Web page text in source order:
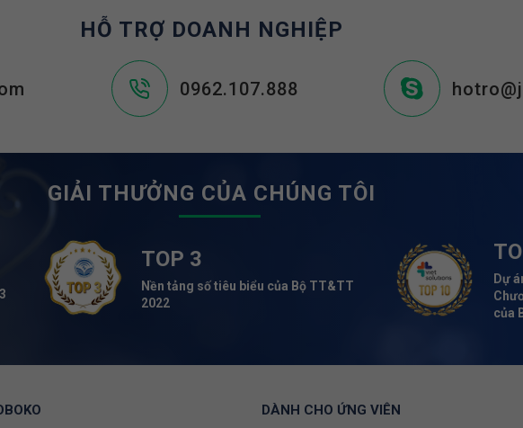
HỖ TRỢ DOANH NGHIỆP
0962.107.888
GIẢI THƯỞNG CỦA CHÚNG TÔI
TOP 3
Nền tảng số tiêu biểu của Bộ TT&TT
2022
Dự
của
DÀNH CHO ỨNG VIÊN